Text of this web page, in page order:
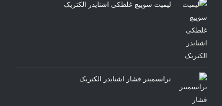
لیمیت سوییچ غلطکی اشنایدر الکتریک
ترانسمیتر فشار اشنایدر الکتریک